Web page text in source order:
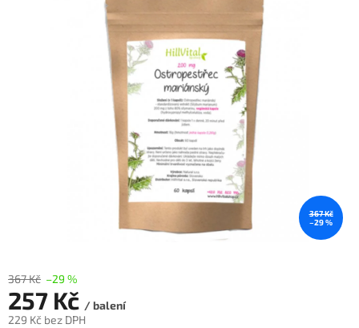
hvězdiček.
367 Kč
–29 %
367 Kč –29 %
257 Kč / balení
229 Kč bez DPH